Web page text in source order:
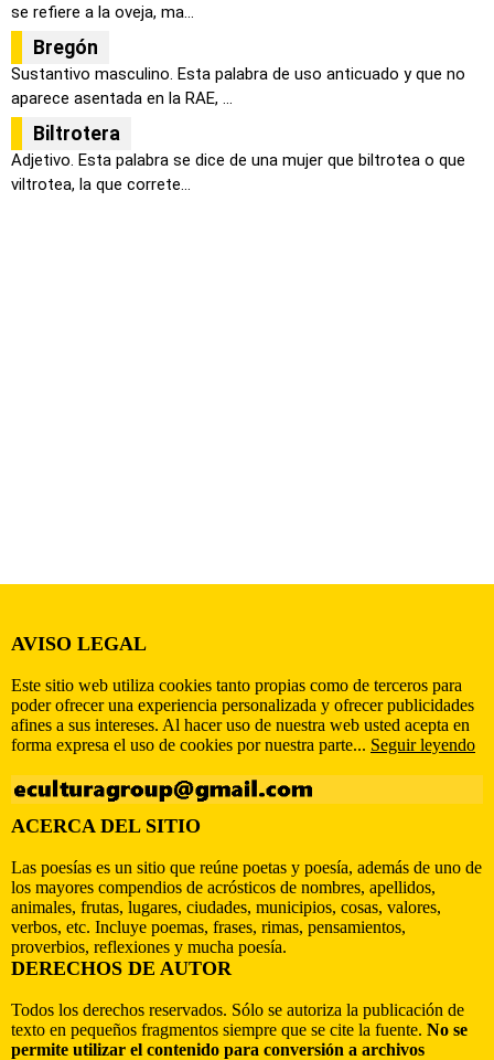
se refiere a la oveja, ma...
Bregón
Sustantivo masculino. Esta palabra de uso anticuado y que no
aparece asentada en la RAE, ...
Biltrotera
Adjetivo. Esta palabra se dice de una mujer que biltrotea o que
viltrotea, la que correte...
AVISO LEGAL
Este sitio web utiliza cookies tanto propias como de terceros para
poder ofrecer una experiencia personalizada y ofrecer publicidades
afines a sus intereses. Al hacer uso de nuestra web usted acepta en
forma expresa el uso de cookies por nuestra parte... Seguir leyendo
ACERCA DEL SITIO
Las poesías es un sitio que reúne poetas y poesía, además de uno de
los mayores compendios de acrósticos de nombres, apellidos,
animales, frutas, lugares, ciudades, municipios, cosas, valores,
verbos, etc. Incluye poemas, frases, rimas, pensamientos,
proverbios, reflexiones y mucha poesía.
DERECHOS DE AUTOR
Todos los derechos reservados. Sólo se autoriza la publicación de
texto en pequeños fragmentos siempre que se cite la fuente. No se
permite utilizar el contenido para conversión a archivos